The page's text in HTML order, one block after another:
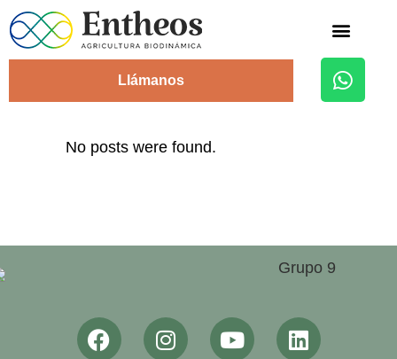
Llámanos
No posts were found.